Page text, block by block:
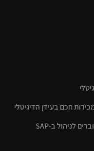
חכם בעידן הדיגיטלי
תוכנה לרואה חשבון: למה המקצוענים עוברים לניהול ב-SAP